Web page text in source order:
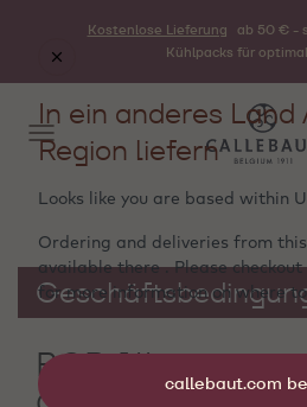
Kostenlose Lieferung
ab 50 € -
Kühlpacks für
BCB Allgemeine
In ein anderes
Region liefern
Looks like you are based within
Ordering and deliveries from
available there . Please
for more information on where
callebaut.com